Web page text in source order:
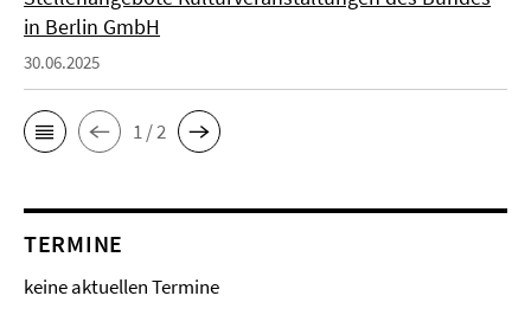
in Berlin GmbH
30.06.2025
1 / 2
TERMINE
keine aktuellen Termine